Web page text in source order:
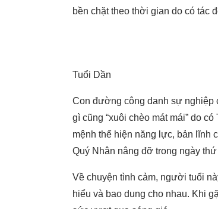
bền chặt theo thời gian do có tác
Tuổi Dần
Con đường công danh sự nghiệp
gì cũng “xuôi chèo mát mái” do
mệnh thể hiện năng lực, bản lĩnh
Quý Nhân nâng đỡ trong ngày thứ
Về chuyện tình cảm, người tuổi
hiểu và bao dung cho nhau. Khi